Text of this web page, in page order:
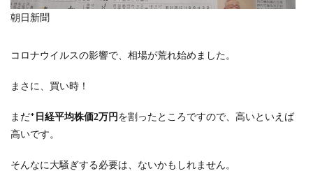
朝日新聞
コロナウイルスの影響で、相場が荒れ始めました。
まさに、買い時！
まだ* 日経平均株価2万円 を割ったところですので、高いといえば
高いです。
そんなに大騒ぎする必要は、ないかもしれません。